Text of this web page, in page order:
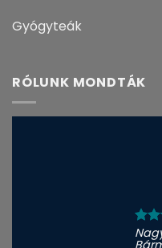
Gyógyteák
RÓLUNK MONDTÁK